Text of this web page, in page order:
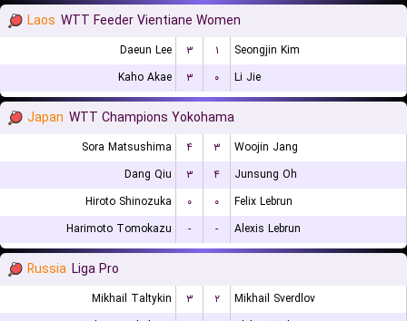
Laos WTT Feeder Vientiane Women
Daeun Lee ۳ ۱
Seongjin Kim
Kaho Akae
۳ ۰ Li Jie
Japan WTT Champions Yokohama
Sora Matsushima ۴ ۳
Woojin Jang
Dang Qiu
۳ ۴
Junsung Oh
Hiroto Shinozuka
۰ ۰
Felix Lebrun
Harimoto Tomokazu
- - Alexis Lebrun
Russia Liga Pro
Mikhail Taltykin ۳ ۲
Mikhail Sverdlov